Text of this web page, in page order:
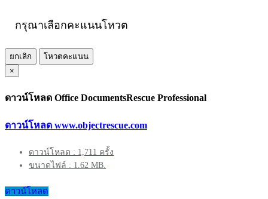
กรุณาเลือกคะแนนโหวต
ยกเลิก
โหวตคะแนน
×
ดาวน์โหลด Office DocumentsRescue Professional
ดาวน์โหลด www.objectrescue.com
ดาวน์โหลด : 1,711 ครั้ง
ขนาดไฟล์ : 1.62 MB.
ดาวน์โหลด